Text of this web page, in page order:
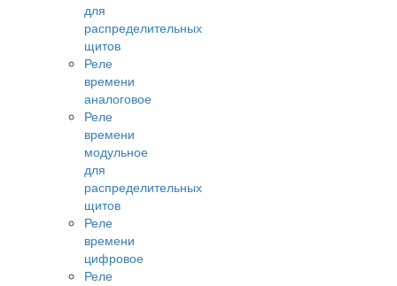
для
распределительных
щитов
Реле
времени
аналоговое
Реле
времени
модульное
для
распределительных
щитов
Реле
времени
цифровое
Реле